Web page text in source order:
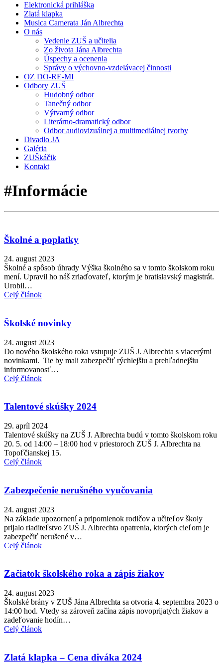
Elektronická prihláška
Zlatá klapka
Musica Camerata Ján Albrechta
O nás
Vedenie ZUŠ a učitelia
Zo života Jána Albrechta
Úspechy a ocenenia
Správy o výchovno-vzdelávacej činnosti
OZ DO-RE-MI
Odbory ZUŠ
Hudobný odbor
Tanečný odbor
Výtvarný odbor
Literárno-dramatický odbor
Odbor audiovizuálnej a multimediálnej tvorby
Divadlo JA
Galéria
ZUŠkáčik
Kontakt
#Informácie
Školné a poplatky
24. august 2023
Školné a spôsob úhrady Výška školného sa v tomto školskom roku
mení. Upravil ho náš zriaďovateľ, ktorým je bratislavský magistrát.
Urobil…
Celý článok
Školské novinky
24. august 2023
Do nového školského roka vstupuje ZUŠ J. Albrechta s viacerými
novinkami. Tie by mali zabezpečiť rýchlejšiu a prehľadnejšiu
informovanosť…
Celý článok
Talentové skúšky 2024
29. apríl 2024
Talentové skúšky na ZUŠ J. Albrechta budú v tomto školskom roku
20. 5. od 14:00 – 18:00 hod v priestoroch ZUŠ J. Albrechta na
Topoľčianskej 15.
Celý článok
Zabezpečenie nerušného vyučovania
24. august 2023
Na základe upozornení a pripomienok rodičov a učiteľov školy
prijalo riaditeľstvo ZUŠ J. Albrechta opatrenia, ktorých cieľom je
zabezpečiť nerušené v…
Celý článok
Začiatok školského roka a zápis žiakov
24. august 2023
Školské brány v ZUŠ Jána Albrechta sa otvoria 4. septembra 2023 o
14:00 hod. Vtedy sa zároveň začína zápis novoprijatých žiakov a
zadeľovanie hodín…
Celý článok
Zlatá klapka – Cena diváka 2024